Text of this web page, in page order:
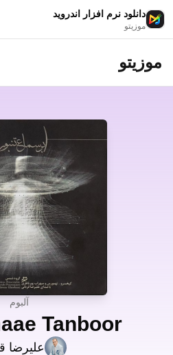
دانلود نرم افزار اندروید
موزیتو
موزیتو
آلبوم
Tanboor
علیرضا